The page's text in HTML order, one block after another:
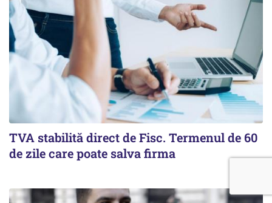
TVA stabilită direct de Fisc. Termenul de 60
de zile care poate salva firma